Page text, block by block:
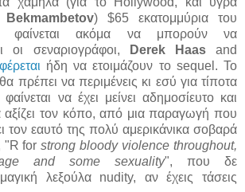
Bekmambetov) $65 εκατομμύρια του
φαίνεται ακόμα να μπορούν να
οι σεναριογράφοι,
Derek Haasand
φέρεται ήδη να ετοιμάζουν το sequel. Το
πρέπει να περιμένεις κι εσύ για τίποτα
να έχει μείνει αδημοσίευτο και
τον κόπο, από μια παραγωγή που
τον εαυτό της πολύ αμερικάνικα σοβαρά
"R forstrong bloody violence throughout,
and some sexuality", που δε
λεξούλα nudity, αν έχεις τάσεις